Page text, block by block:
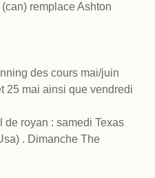
remplace Ashton
des cours mai/juin
25 mai ainsi que vendredi
de royan : samedi Texas
. Dimanche The